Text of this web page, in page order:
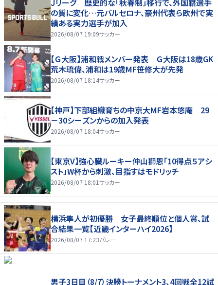
Ｊリーグ 歴史的な「秋春制」移行で、外国籍選手
の質に変化…元バルセロナ、豪州代表ら欧州で実
績ある実力選手が加入
2026/08/07 19:09サッカー
【Ｇ大阪】浦和戦メンバー発表 Ｇ大阪は18歳GK
荒木琉偉、浦和は19歳MF笹修大が先発
2026/08/07 18:14サッカー
【神戸】下部組織育ちの中京大MF岩本悠庵 29
－30シーズンからの加入発表
2026/08/07 18:04サッカー
【東京V】強心臓ルーキー仲山獅恩「10得点５アシ
スト」W杯から刺激、目指すはモドリッチ
2026/08/07 18:01サッカー
横浜隼人が初優勝 女子最終順位と個人賞、試
合結果一覧【近畿インターハイ2026】
2026/08/07 17:23バレー
男子3日目（8/7）決勝トーナメント3、4回戦全12試